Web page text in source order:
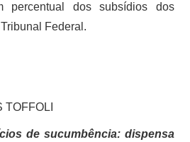
percentual dos subsídios dos
Federal.
TOFFOLI
de sucumbência: dispensa